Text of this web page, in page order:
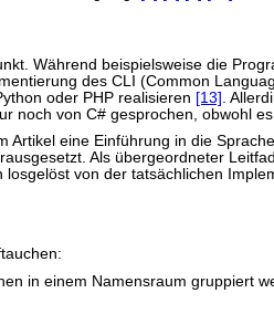
Während beispielsweise die
des CLI (Common
oder PHP realisieren [13] .
noch von C# gesprochen, obwohl
Artikel eine Einführung in die
Als übergeordneter
losgelöst von der tatsächlichen
in einem Namensraum gruppiert